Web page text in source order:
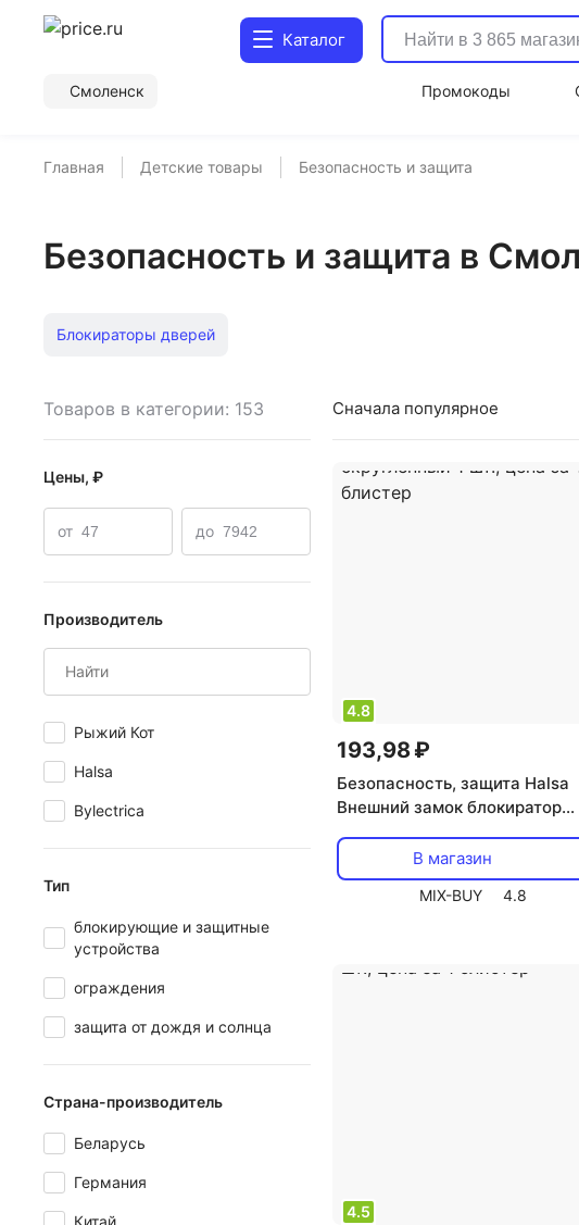
Каталог
Смоленск
Промокоды
Главная Детские товары Безопасность и защита
Безопасность и защита в
Блокираторы дверей
Товаров в категории: 153
Цены, ₽
от до
Производитель
Рыжий Кот
Halsa
Bylectrica
Тип
блокирующие и защитные
устройства
ограждения
защита от дождя и солнца
Страна-производитель
Беларусь
Германия
Китай
Сначала популярное
4.8
193,98 ₽
Безопасность, защита Halsa
Внешний замок блокиратор
скругленный 1 шт., цена за 1
блистер
В магазин
MIX-BUY 4.8
4.5